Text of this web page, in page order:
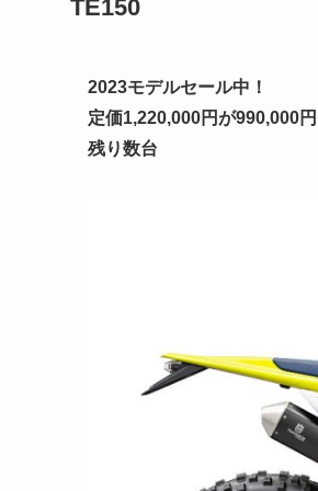
TE150
2023モデルセール中！
定価1,220,000円が990,000
残り数台